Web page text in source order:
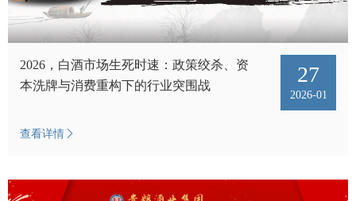
2026，白酒市场生死时速：政策绞杀、资
本洗牌与消费重构下的行业突围战
27
2026-01
查看详情